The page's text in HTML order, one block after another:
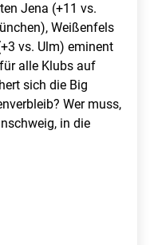
Jena (+11 vs.
Weißenfels
vs. Ulm) eminent
alle Klubs auf
sich die Big
Wer muss,
in die